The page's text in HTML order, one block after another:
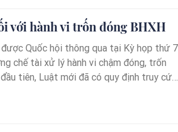
với hành vi trốn đóng BHXH
Quốc hội thông qua tại Kỳ họp thứ 7
chế tài xử lý hành vi chậm đóng, trốn
tiên, Luật mới đã có quy định truy cứu